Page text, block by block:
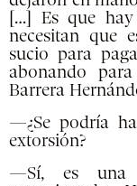
[…] Es que
necesitan que
sucio para
abonando para
Barrera
—¿Se podría
extorsión?
—Sí, es una